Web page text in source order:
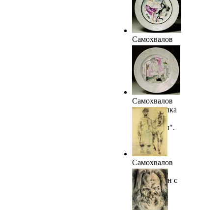
Самохвалов
А.Н. Тарелка
"Женщина с
козочкой".
1923. ГРМ
Самохвалов
А.Н. Тарелка
"Завтрак
работницы".
1923. ГРМ
Самохвалов
А.Н.
Крестьянин с
лошадью.
1923. ГРМ